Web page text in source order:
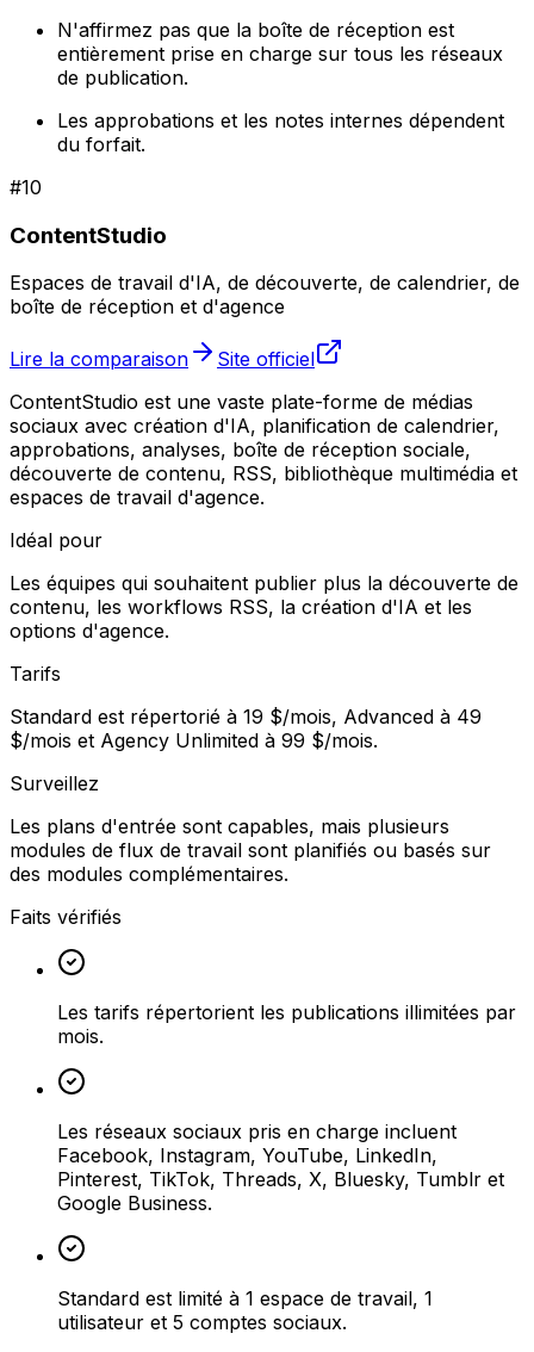
N'affirmez pas que la boîte de réception est
entièrement prise en charge sur tous les réseaux
de publication.
Les approbations et les notes internes dépendent
du forfait.
#10
ContentStudio
Espaces de travail d'IA, de découverte, de calendrier, de
boîte de réception et d'agence
Lire la comparaison
Site officiel
ContentStudio est une vaste plate-forme de médias
sociaux avec création d'IA, planification de calendrier,
approbations, analyses, boîte de réception sociale,
découverte de contenu, RSS, bibliothèque multimédia et
espaces de travail d'agence.
Idéal pour
Les équipes qui souhaitent publier plus la découverte de
contenu, les workflows RSS, la création d'IA et les
options d'agence.
Tarifs
Standard est répertorié à 19 $/mois, Advanced à 49
$/mois et Agency Unlimited à 99 $/mois.
Surveillez
Les plans d'entrée sont capables, mais plusieurs
modules de flux de travail sont planifiés ou basés sur
des modules complémentaires.
Faits vérifiés
Les tarifs répertorient les publications illimitées par
mois.
Les réseaux sociaux pris en charge incluent
Facebook, Instagram, YouTube, LinkedIn,
Pinterest, TikTok, Threads, X, Bluesky, Tumblr et
Google Business.
Standard est limité à 1 espace de travail, 1
utilisateur et 5 comptes sociaux.